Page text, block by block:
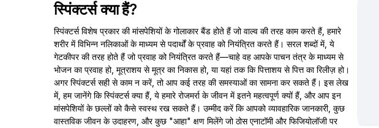
स्पिंक्टर्स क्या हैं?
स्पिंक्टर्स विशेष प्रकार की मांसपेशियों के गोलाकार बैंड होते हैं जो वाल्व की तरह काम करते हैं, हमारे
शरीर में विभिन्न नलिकाओं के माध्यम से पदार्थों के प्रवाह को नियंत्रित करते हैं। सरल शब्दों में, ये
गेटकीपर की तरह होते हैं जो प्रवाह को नियंत्रित करते हैं—चाहे वह आपके पाचन तंत्र के माध्यम से
भोजन का प्रवाह हो, मूत्राशय से मूत्र का निकास हो, या यहां तक कि पित्ताशय से पित्त का रिलीज़ हो।
अगर स्पिंक्टर्स सही से काम न करें, तो आप कई तरह की समस्याओं का सामना कर सकते हैं। इस लेख
में, हम जानेंगे कि स्पिंक्टर्स क्या हैं, ये हमारे रोजमर्रा के जीवन में इतने महत्वपूर्ण क्यों हैं, और आप इन
मांसपेशियों के छल्लों को कैसे स्वस्थ रख सकते हैं। उम्मीद करें कि आपको व्यावहारिक जानकारी, कुछ
वास्तविक जीवन के उदाहरण, और कुछ "आहा" क्षण मिलेंगे जो ठोस एनाटॉमी और फिजियोलॉजी पर